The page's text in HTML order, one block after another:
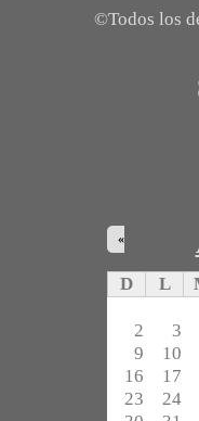
©Todos los
«
D L
2
3
9
10
16
17
23
24